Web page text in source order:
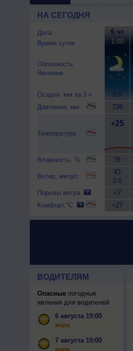
НА СЕГОДНЯ
Дата
Время суток
Облачность
Явления
Осадки, мм за 3 ч
Давление, мм
Температура
Влажность, %
Ветер, метр/с
Порывы ветра
Комфорт,°C
6 чт
1:00
0.0
739
+25
78
Ю
2-5
<7
+27
ВОДИТЕЛЯМ
Опасныепогодные
явления для водителей
6 августа 19:00
жара
7 августа 10:00
жара